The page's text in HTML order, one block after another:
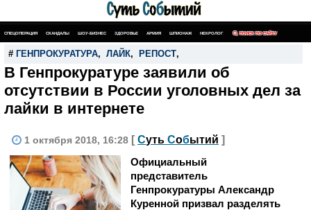
СПЕЦОПЕРАЦИЯ СКАНДАЛЫ ШОУ-БИЗНЕС ЗДОРОВЬЕ АРМИЯ ШПИОНАЖ НЕКРОЛОГ ПОИСК ПО САЙТУ
# ГЕНПРОКУРАТУРА, ЛАЙК, РЕПОСТ,
В Генпрокуратуре заявили об
отсутствии в России уголовных дел за
лайки в интернете
1 октября 2018, 16:28 [ Суть Событий ]
Официальный
представитель
Генпрокуратуры Александр
Куренной призвал разделять